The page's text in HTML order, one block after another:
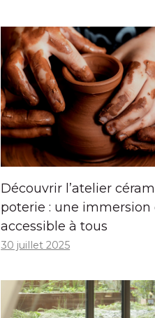
Découvrir l’atelier
poterie : une immersion
accessible à tous
30 juillet 2025